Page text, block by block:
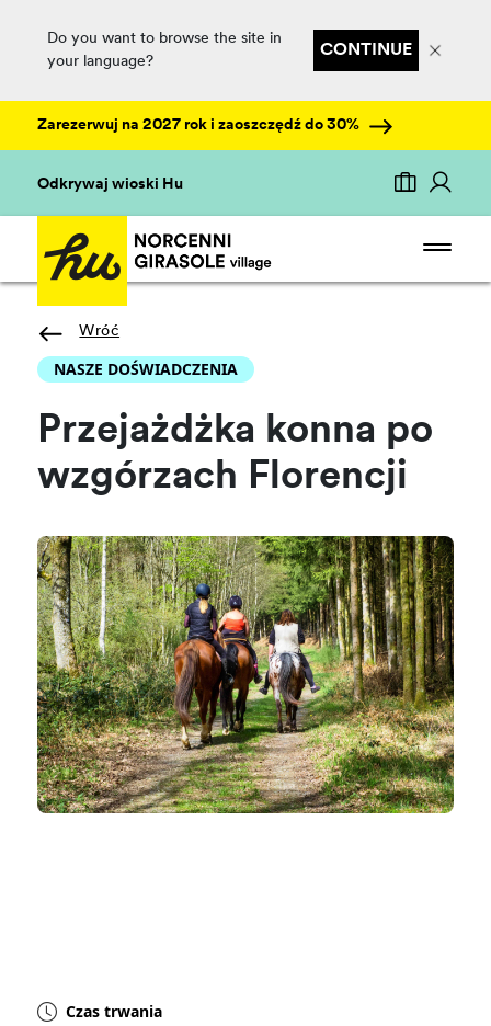
Do you want to browse the site in
your language?
CONTINUE
Zarezerwuj na 2027 rok i zaoszczędź do 30%
Odkrywaj wioski Hu
Wróć
NASZE DOŚWIADCZENIA
Przejażdżka konna po
wzgórzach Florencji
Czas trwania